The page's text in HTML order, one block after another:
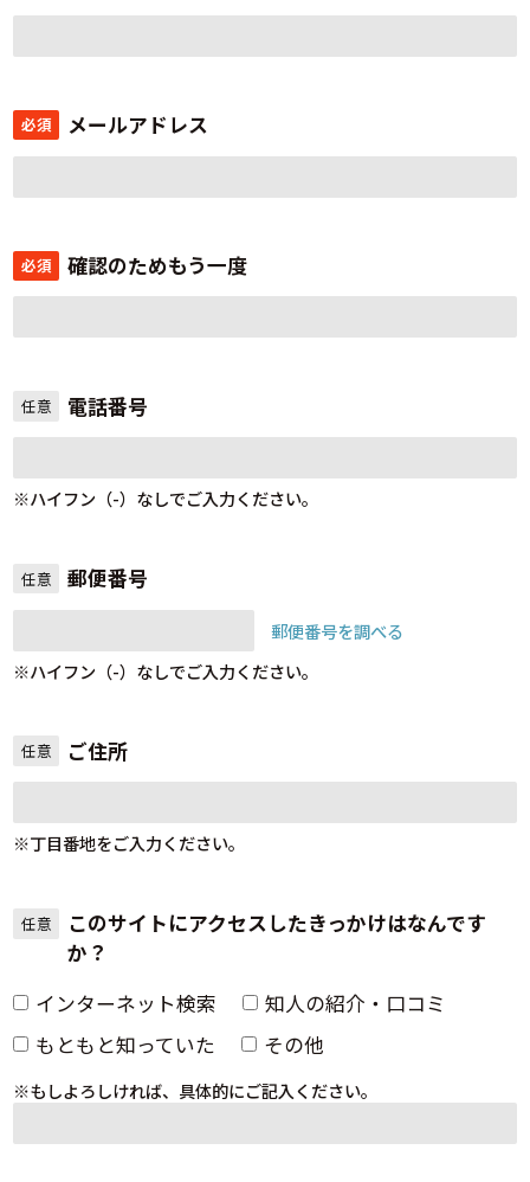
必須 メールアドレス
必須 確認のためもう一度
任意 電話番号
※ハイフン（-）なしでご入力ください。
任意 郵便番号
郵便番号を調べる
※ハイフン（-）なしでご入力ください。
任意 ご住所
※丁目番地をご入力ください。
任意
このサイトにアクセスしたきっかけはなんです
か？
インターネット検索
知人の紹介・口コミ
もともと知っていた
その他
※もしよろしければ、具体的にご記入ください。